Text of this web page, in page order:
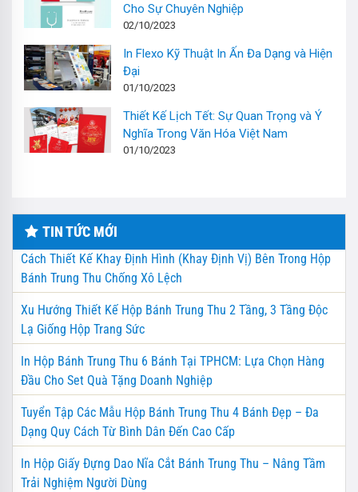
Cho Sự Chuyên Nghiệp
02/10/2023
In Flexo Kỹ Thuật In Ấn Đa Dạng và Hiện
Đại
01/10/2023
Thiết Kế Lịch Tết: Sự Quan Trọng và Ý
Nghĩa Trong Văn Hóa Việt Nam
01/10/2023
TIN TỨC MỚI
Cách Thiết Kế Khay Định Hình (Khay Định Vị) Bên Trong Hộp
Bánh Trung Thu Chống Xô Lệch
Xu Hướng Thiết Kế Hộp Bánh Trung Thu 2 Tầng, 3 Tầng Độc
Lạ Giống Hộp Trang Sức
In Hộp Bánh Trung Thu 6 Bánh Tại TPHCM: Lựa Chọn Hàng
Đầu Cho Set Quà Tặng Doanh Nghiệp
Tuyển Tập Các Mẫu Hộp Bánh Trung Thu 4 Bánh Đẹp – Đa
Dạng Quy Cách Từ Bình Dân Đến Cao Cấp
In Hộp Giấy Đựng Dao Nĩa Cắt Bánh Trung Thu – Nâng Tầm
Trải Nghiệm Người Dùng